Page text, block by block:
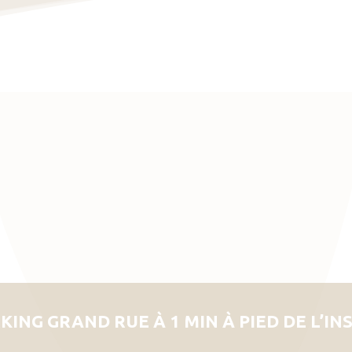
GRAND RUE À 1 MIN À PIED DE